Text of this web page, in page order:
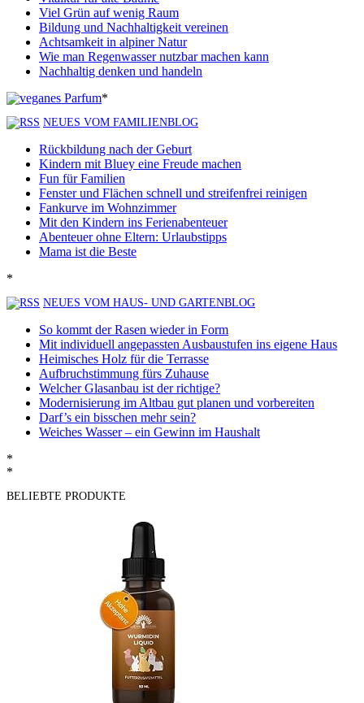
Viel Grün auf wenig Raum
Bildung und Nachhaltigkeit vereinen
Achtsamkeit in alpiner Natur
Wie man Regenwasser nutzbar machen kann
Nachhaltig denken und handeln
*
NEUES VOM FAMILIENBLOG
Rückbildung nach der Geburt
Kindern mit Bluey eine Freude machen
Fun für Familien
Fenster und Flächen schnell und streifenfrei reinigen
Fankurve im Wohnzimmer
Mit den Kindern ins Ferienabenteuer
Abenteuer ohne Eltern: Urlaubstipps
Mama ist die Beste
*
NEUES VOM HAUS- UND GARTENBLOG
So kommt der Rasen wieder in Form
Mit individuell angepassten Ausbaustufen ins eigene Haus
Heimisches Holz für die Terrasse
Aufbruchstimmung fürs Zuhause
Welcher Glasanbau ist der richtige?
Modernisierung im Altbau gut planen und vorbereiten
Darf’s ein bisschen mehr sein?
Weiches Wasser – ein Gewinn im Haushalt
*
*
BELIEBTE PRODUKTE